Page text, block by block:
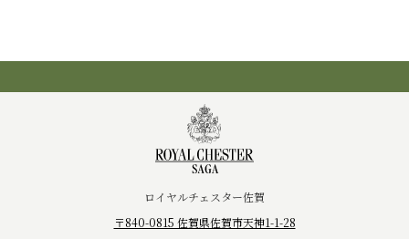
ロイヤルチェスター佐賀
〒840-0815 佐賀県佐賀市天神1-1-28